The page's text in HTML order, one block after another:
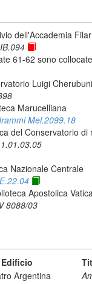
dell'Accademia
61-62 sono
Luigi Cherubuni
Marucelliana
Mel.2099.18
del Conservatorio
Nazionale Centrale
Apostolica
8088/03
Argentina